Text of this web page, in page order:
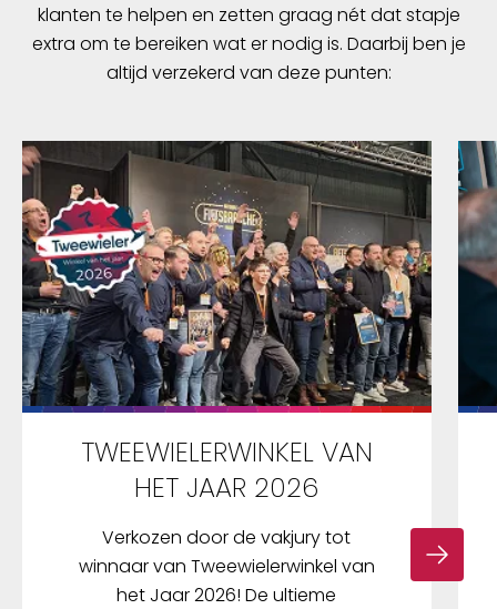
klanten te helpen en zetten graag nét dat stapje
extra om te bereiken wat er nodig is. Daarbij ben je
altijd verzekerd van deze punten:
TWEEWIELERWINKEL VAN
HET JAAR 2026
Verkozen door de vakjury tot
winnaar van Tweewielerwinkel van
het Jaar 2026! De ultieme